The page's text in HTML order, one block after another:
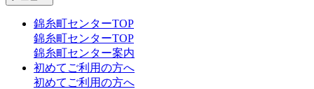
錦糸町センターTOP
錦糸町センターTOP
錦糸町センター案内
初めてご利用の方へ
初めてご利用の方へ